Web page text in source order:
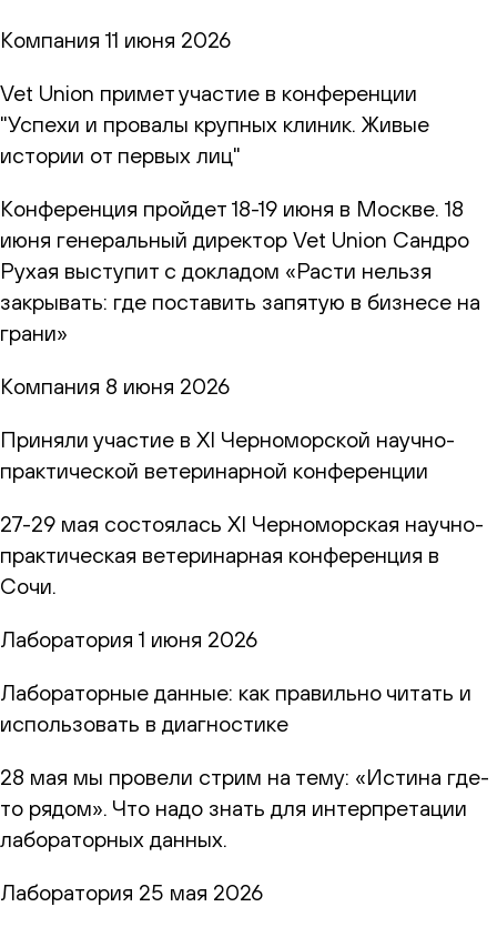
Компания 11 июня 2026
Vet Union примет участие в конференции
"Успехи и провалы крупных клиник. Живые
истории от первых лиц"
Конференция пройдет 18-19 июня в Москве. 18
июня генеральный директор Vet Union Сандро
Рухая выступит с докладом «Расти нельзя
закрывать: где поставить запятую в бизнесе на
грани»
Компания 8 июня 2026
Приняли участие в XI Черноморской научно-
практической ветеринарной конференции
27-29 мая состоялась XI Черноморская научно-
практическая ветеринарная конференция в
Сочи.
Лаборатория 1 июня 2026
Лабораторные данные: как правильно читать и
использовать в диагностике
28 мая мы провели стрим на тему: «Истина где-
то рядом». Что надо знать для интерпретации
лабораторных данных.
Лаборатория 25 мая 2026